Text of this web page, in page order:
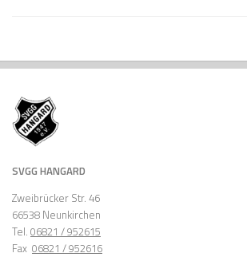
SVGG HANGARD
Zweibrücker Str. 46
66538 Neunkirchen
Tel. 06821 / 952615
Fax 06821 / 952616